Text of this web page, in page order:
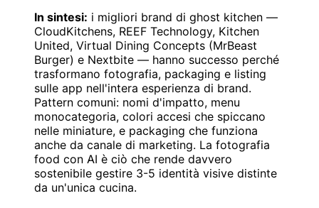
In sintesi: i migliori brand di ghost kitchen —
CloudKitchens, REEF Technology, Kitchen
United, Virtual Dining Concepts (MrBeast
Burger) e Nextbite — hanno successo perché
trasformano fotografia, packaging e listing
sulle app nell'intera esperienza di brand.
Pattern comuni: nomi d'impatto, menu
monocategoria, colori accesi che spiccano
nelle miniature, e packaging che funziona
anche da canale di marketing. La fotografia
food con AI è ciò che rende davvero
sostenibile gestire 3-5 identità visive distinte
da un'unica cucina.